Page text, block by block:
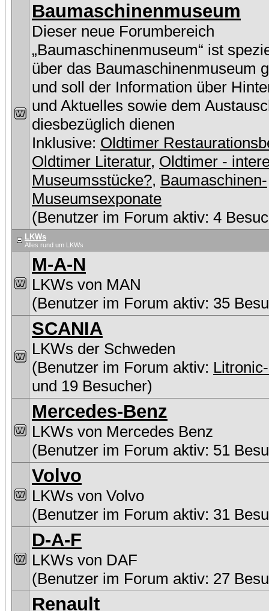
Baumaschinenmuseum
Dieser neue Forumbereich
„Baumaschinenmuseum“ ist
über das Baumaschinenmuseum
und soll der Information über
und Aktuelles sowie dem
diesbezüglich dienen
Inklusive: Oldtimer
Oldtimer Literatur, Oldtimer -
Museumsstücke?, Baumaschinen-
Museumsexponate
(Benutzer im Forum aktiv: 4
LKWs
Alles rund um LKWs
M-A-N
LKWs von MAN
(Benutzer im Forum aktiv: 35
SCANIA
LKWs der Schweden
(Benutzer im Forum aktiv:
und 19 Besucher)
Mercedes-Benz
LKWs von Mercedes Benz
(Benutzer im Forum aktiv: 51
Volvo
LKWs von Volvo
(Benutzer im Forum aktiv: 31
D-A-F
LKWs von DAF
(Benutzer im Forum aktiv: 27
Renault